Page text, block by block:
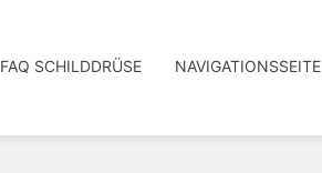
FAQ SCHILDDRÜSE NAVIGATIONSSEITE